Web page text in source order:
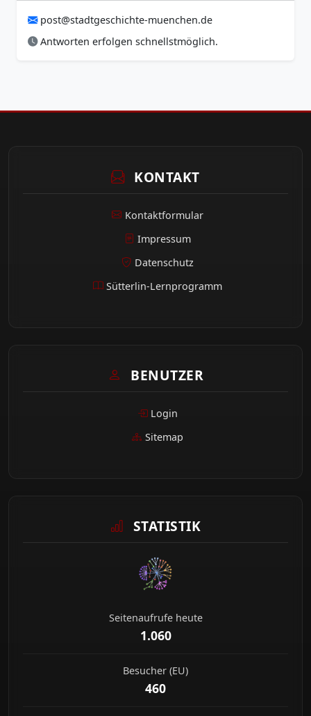
post@stadtgeschichte-muenchen.de
Antworten erfolgen schnellstmöglich.
KONTAKT
Kontaktformular
Impressum
Datenschutz
Sütterlin-Lernprogramm
BENUTZER
Login
Sitemap
STATISTIK
Seitenaufrufe heute
1.060
Besucher (EU)
460